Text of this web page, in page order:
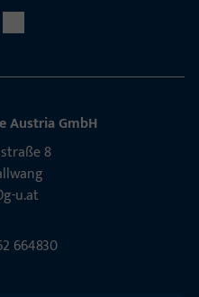
Aus­tria GmbH
8
u.at
664830